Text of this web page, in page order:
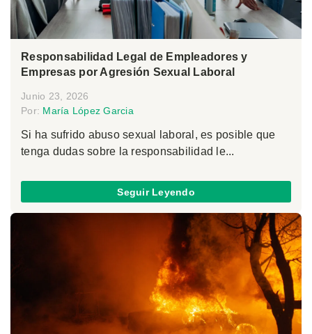
Responsabilidad Legal de Empleadores y
Empresas por Agresión Sexual Laboral
Junio 23, 2026
Por: María López Garcia
Si ha sufrido abuso sexual laboral, es posible que
tenga dudas sobre la responsabilidad le...
Seguir Leyendo